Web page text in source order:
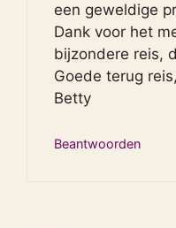
een geweldige
Dank voor het
bijzondere reis,
Goede terug reis,
Betty
Beantwoorden